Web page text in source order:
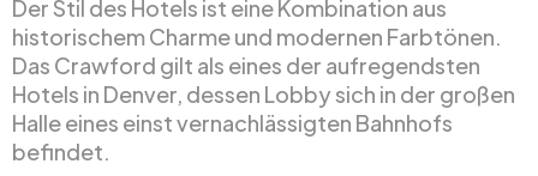
Der Stil des Hotels ist eine Kombination aus
historischem Charme und modernen Farbtönen.
Das Crawford gilt als eines der aufregendsten
Hotels in Denver, dessen Lobby sich in der großen
Halle eines einst vernachlässigten Bahnhofs
befindet.